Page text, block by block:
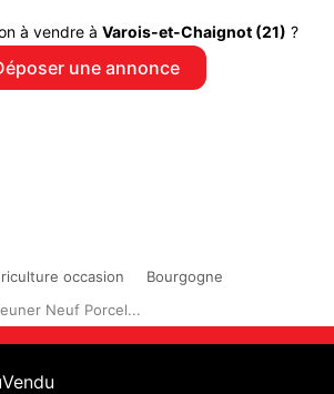
à vendre à Varois-et-Chaignot (21) ?
une annonce
occasion
Bourgogne
Neuf Porcel...